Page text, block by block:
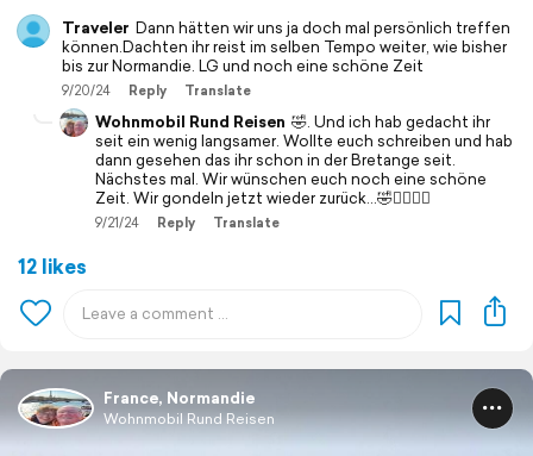
Traveler Dann hätten wir uns ja doch mal persönlich treffen
können.Dachten ihr reist im selben Tempo weiter, wie bisher
bis zur Normandie. LG und noch eine schöne Zeit
9/20/24 Reply Translate
Wohnmobil Rund Reisen 🤣. Und ich hab gedacht ihr
seit ein wenig langsamer. Wollte euch schreiben und hab
dann gesehen das ihr schon in der Bretange seit.
Nächstes mal. Wir wünschen euch noch eine schöne
Zeit. Wir gondeln jetzt wieder zurück…🤣🙋‍♀️🙋‍♀️
9/21/24 Reply Translate
12 likes
France, Normandie
Wohnmobil Rund Reisen